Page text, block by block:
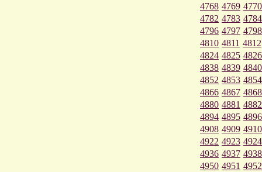
4768 4769 4770
4782 4783 4784
4796 4797 4798
4810 4811 4812
4824 4825 4826
4838 4839 4840
4852 4853 4854
4866 4867 4868
4880 4881 4882
4894 4895 4896
4908 4909 4910
4922 4923 4924
4936 4937 4938
4950 4951 4952